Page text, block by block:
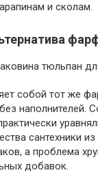
и сколам.
собой тот же
наполнителей.
сантехники из
а проблема
добавок.